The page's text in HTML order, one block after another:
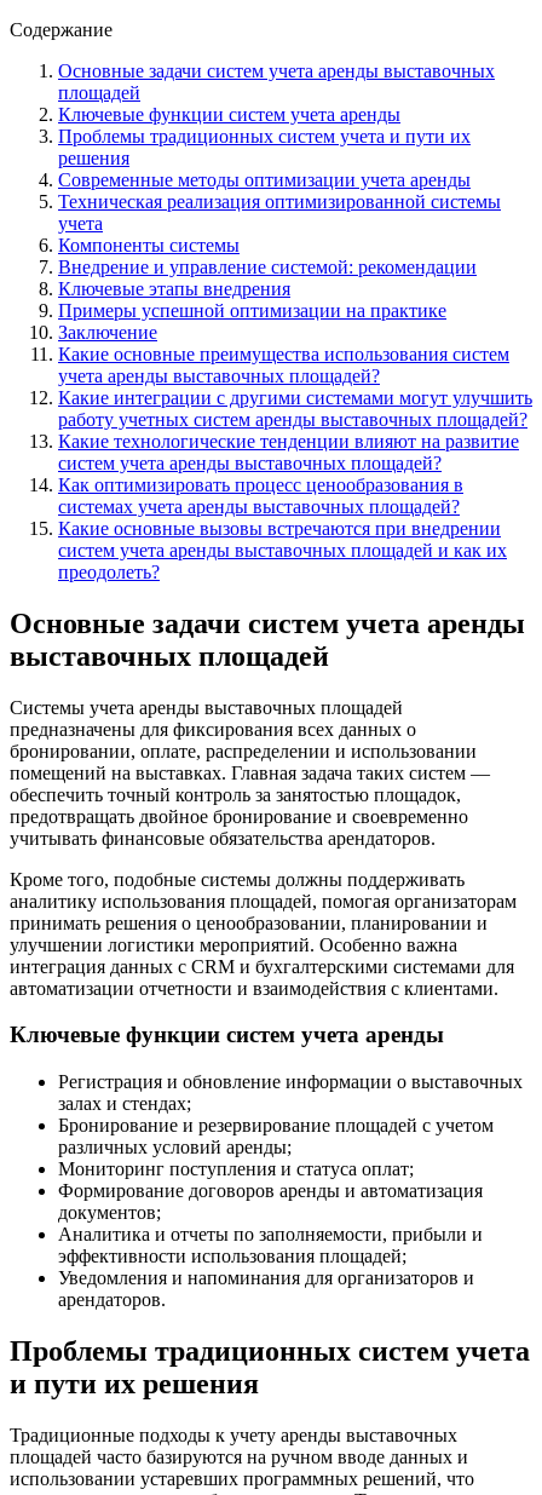
Содержание
Основные задачи систем учета аренды выставочных
площадей
Ключевые функции систем учета аренды
Проблемы традиционных систем учета и пути их
решения
Современные методы оптимизации учета аренды
Техническая реализация оптимизированной системы
учета
Компоненты системы
Внедрение и управление системой: рекомендации
Ключевые этапы внедрения
Примеры успешной оптимизации на практике
Заключение
Какие основные преимущества использования систем
учета аренды выставочных площадей?
Какие интеграции с другими системами могут улучшить
работу учетных систем аренды выставочных площадей?
Какие технологические тенденции влияют на развитие
систем учета аренды выставочных площадей?
Как оптимизировать процесс ценообразования в
системах учета аренды выставочных площадей?
Какие основные вызовы встречаются при внедрении
систем учета аренды выставочных площадей и как их
преодолеть?
Основные задачи систем учета аренды
выставочных площадей
Системы учета аренды выставочных площадей
предназначены для фиксирования всех данных о
бронировании, оплате, распределении и использовании
помещений на выставках. Главная задача таких систем —
обеспечить точный контроль за занятостью площадок,
предотвращать двойное бронирование и своевременно
учитывать финансовые обязательства арендаторов.
Кроме того, подобные системы должны поддерживать
аналитику использования площадей, помогая организаторам
принимать решения о ценообразовании, планировании и
улучшении логистики мероприятий. Особенно важна
интеграция данных с CRM и бухгалтерскими системами для
автоматизации отчетности и взаимодействия с клиентами.
Ключевые функции систем учета аренды
Регистрация и обновление информации о выставочных
залах и стендах;
Бронирование и резервирование площадей с учетом
различных условий аренды;
Мониторинг поступления и статуса оплат;
Формирование договоров аренды и автоматизация
документов;
Аналитика и отчеты по заполняемости, прибыли и
эффективности использования площадей;
Уведомления и напоминания для организаторов и
арендаторов.
Проблемы традиционных систем учета
и пути их решения
Традиционные подходы к учету аренды выставочных
площадей часто базируются на ручном вводе данных и
использовании устаревших программных решений, что